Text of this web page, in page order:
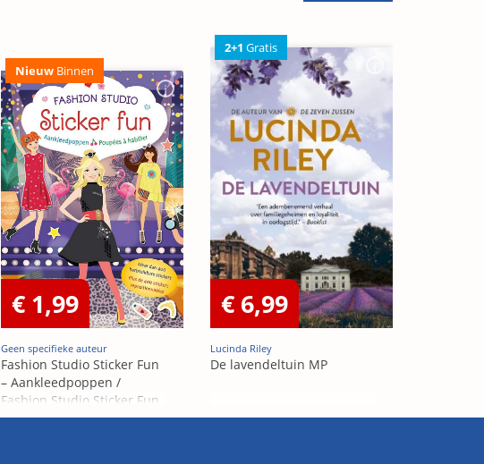
Nieuw Binnen
€ 1,99
Geen specifieke auteur
Fashion Studio Sticker Fun
– Aankleedpoppen /
Fashion Studio Sticker Fun
– Poupées Á habiller
2+1 Gratis
€ 6,99
Lucinda Riley
De lavendeltuin MP